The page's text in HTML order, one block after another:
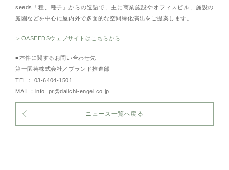
seeds「種、種子」からの造語で、主に商業施設やオフィスビル、施設の
庭園などを中心に屋内外で多面的な空間緑化演出をご提案します。
＞OASEEDSウェブサイトはこちらから
■本件に関するお問い合わせ先
第一園芸株式会社／ブランド推進部
TEL： 03-6404-1501
MAIL：info_pr@daiichi-engei.co.jp
ニュース一覧へ戻る